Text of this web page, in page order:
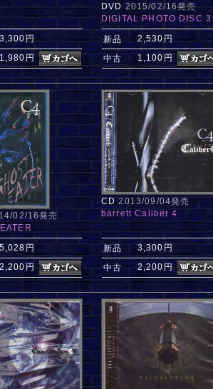
DVD2015/02/16発売
DIGITAL PHOTO DISC 3
円
1,980円
新品 2,530円
中古 1,100円
02/16発売
CD2013/09/04発売
barrett Caliber 4
円
円
新品 3,300円
中古 2,200円